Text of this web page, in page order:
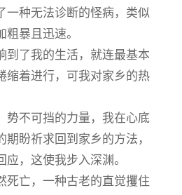
一种无法诊断的怪病，类似
粗暴且迅速。
到了我的生活，就连最基本
缩着进行，可我对家乡的热
势不可挡的力量，我在心底
盼祈求回到家乡的方法，
，这使我步入深渊。
死亡，一种古老的直觉攫住